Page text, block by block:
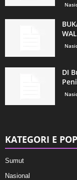
DI
KATEGORI E
Sumut
Nasional